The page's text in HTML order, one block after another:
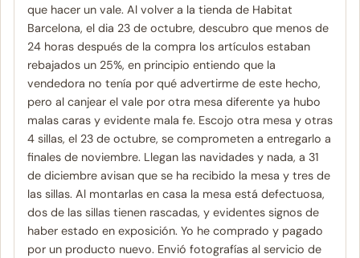
que hacer un vale. Al volver a la tienda de Habitat
Barcelona, el dia 23 de octubre, descubro que menos de
24 horas después de la compra los artículos estaban
rebajados un 25%, en principio entiendo que la
vendedora no tenía por qué advertirme de este hecho,
pero al canjear el vale por otra mesa diferente ya hubo
malas caras y evidente mala fe. Escojo otra mesa y otras
4 sillas, el 23 de octubre, se comprometen a entregarlo a
finales de noviembre. Llegan las navidades y nada, a 31
de diciembre avisan que se ha recibido la mesa y tres de
las sillas. Al montarlas en casa la mesa está defectuosa,
dos de las sillas tienen rascadas, y evidentes signos de
haber estado en exposición. Yo he comprado y pagado
por un producto nuevo. Envió fotografías al servicio de